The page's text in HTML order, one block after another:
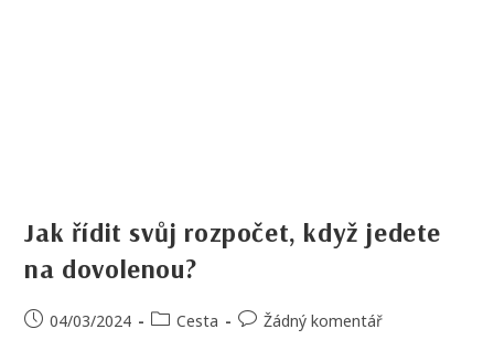
Jak řídit svůj rozpočet, když jedete
na dovolenou?
04/03/2024 Cesta Žádný komentář